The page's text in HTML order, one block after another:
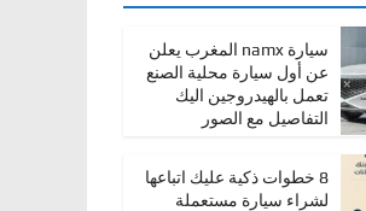
سيارة namx المغرب يعلن
عن أول سيارة محلية الصنع
تعمل بالهيدروجين اليك
التفاصيل مع الصور
8 خطوات ذكية عليك اتباعها
لشراء سيارة مستعملة